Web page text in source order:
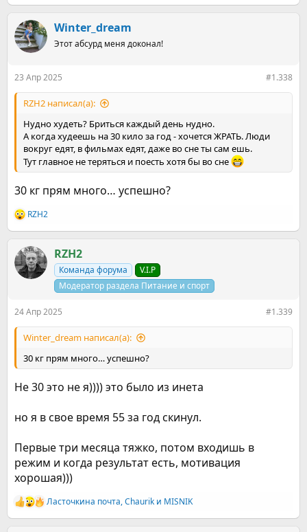
е
к
ц
и
Winter_dream
Этот абсурд меня доконал!
23 Апр 2025 #1.338
RZH2 написал(а):
Нудно худеть? Бриться каждый день нудно.
А когда худеешь на 30 кило за год - хочется ЖРАТЬ. Люди
вокруг едят, в фильмах едят, даже во сне ты сам ешь.
Тут главное не теряться и поесть хотя бы во сне
30 кг прям много… успешно?
Р
е
к
ц
и
RZH2
RZH2
Команда форума
V.I.P
Модератор раздела Питание и спорт
24 Апр 2025 #1.339
Winter_dream написал(а):
30 кг прям много… успешно?
Не 30 это не я)))) это было из инета
но я в свое время 55 за год скинул.
Первые три месяца тяжко, потом входишь в
режим и когда результат есть, мотивация
хорошая)))
Р
е
Ласточкина почта,Chaurik и MISNIK